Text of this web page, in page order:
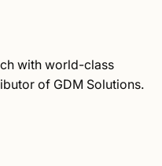
with world-class
of GDM Solutions.